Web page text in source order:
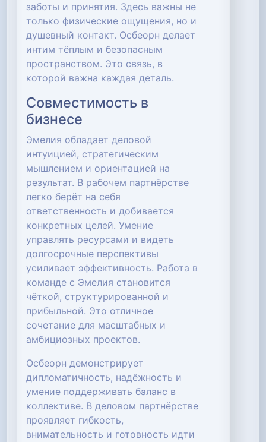
заботы и принятия. Здесь важны не
только физические ощущения, но и
душевный контакт. Осбеорн делает
интим тёплым и безопасным
пространством. Это связь, в
которой важна каждая деталь.
Совместимость в
бизнесе
Эмелия обладает деловой
интуицией, стратегическим
мышлением и ориентацией на
результат. В рабочем партнёрстве
легко берёт на себя
ответственность и добивается
конкретных целей. Умение
управлять ресурсами и видеть
долгосрочные перспективы
усиливает эффективность. Работа в
команде с Эмелия становится
чёткой, структурированной и
прибыльной. Это отличное
сочетание для масштабных и
амбициозных проектов.
Осбеорн демонстрирует
дипломатичность, надёжность и
умение поддерживать баланс в
коллективе. В деловом партнёрстве
проявляет гибкость,
внимательность и готовность идти